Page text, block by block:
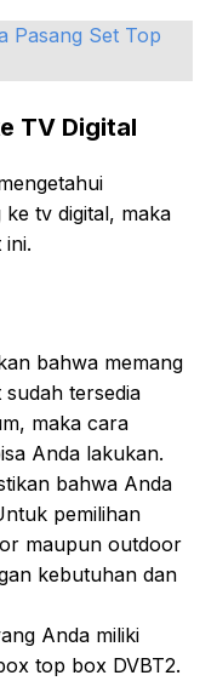
Pasang Set Top
TV Digital
tv digital, maka
ini.
bahwa memang
tersedia
maka cara
Anda lakukan.
bahwa Anda
pemilihan
maupun outdoor
kebutuhan dan
Anda miliki
top box DVBT2.